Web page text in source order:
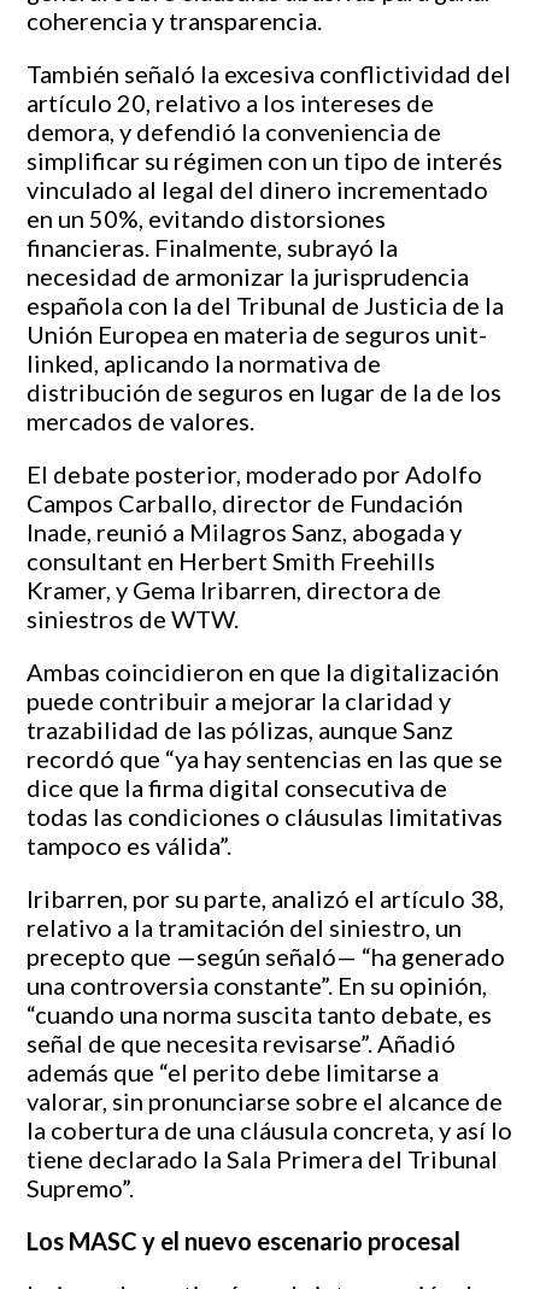
coherencia y transparencia.
También señaló la excesiva conflictividad del
artículo 20, relativo a los intereses de
demora, y defendió la conveniencia de
simplificar su régimen con un tipo de interés
vinculado al legal del dinero incrementado
en un 50%, evitando distorsiones
financieras. Finalmente, subrayó la
necesidad de armonizar la jurisprudencia
española con la del Tribunal de Justicia de la
Unión Europea en materia de seguros unit-
linked, aplicando la normativa de
distribución de seguros en lugar de la de los
mercados de valores.
El debate posterior, moderado por Adolfo
Campos Carballo, director de Fundación
Inade, reunió a Milagros Sanz, abogada y
consultant en Herbert Smith Freehills
Kramer, y Gema Iribarren, directora de
siniestros de WTW.
Ambas coincidieron en que la digitalización
puede contribuir a mejorar la claridad y
trazabilidad de las pólizas, aunque Sanz
recordó que “ya hay sentencias en las que se
dice que la firma digital consecutiva de
todas las condiciones o cláusulas limitativas
tampoco es válida”.
Iribarren, por su parte, analizó el artículo 38,
relativo a la tramitación del siniestro, un
precepto que —según señaló— “ha generado
una controversia constante”. En su opinión,
“cuando una norma suscita tanto debate, es
señal de que necesita revisarse”. Añadió
además que “el perito debe limitarse a
valorar, sin pronunciarse sobre el alcance de
la cobertura de una cláusula concreta, y así lo
tiene declarado la Sala Primera del Tribunal
Supremo”.
Los MASC y el nuevo escenario procesal